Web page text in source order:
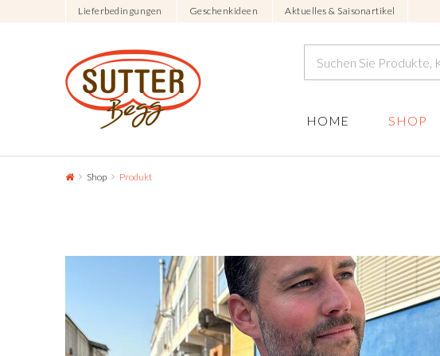
Lieferbedingungen Geschenkideen Aktuelles & Saisonartikel
HOME SHOP
Shop Produkt